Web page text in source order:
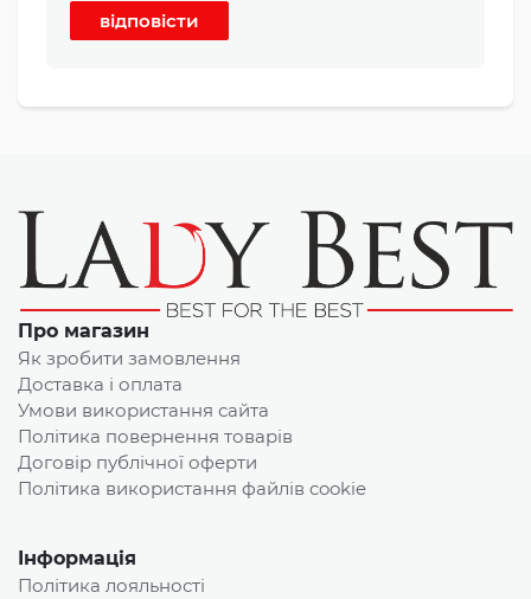
відповісти
Про магазин
Як зробити замовлення
Доставка і оплата
Умови використання сайта
Політика повернення товарів
Договір публічної оферти
Політика використання файлів cookie
Інформація
Політика лояльності